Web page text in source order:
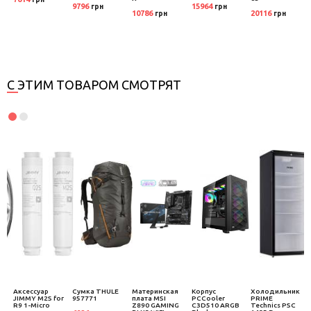
9796 грн
10786 грн
15964 грн
20116 грн
С ЭТИМ ТОВАРОМ СМОТРЯТ
Аксессуар
JIMMY M2S for
R9 1-Micro
Сумка THULE
957771
Материнская
плата MSI
Z890 GAMING
Корпус
PCCooler
C3D510 ARGB
Холодильник
PRIME
Technics PSC